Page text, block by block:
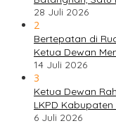
28 Juli 2026
2
Bertepatan di
Ketua Dewan
14 Juli 2026
3
Ketua Dewan
LKPD
6 Juli 2026